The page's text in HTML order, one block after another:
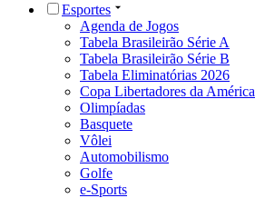
Esportes
Agenda de Jogos
Tabela Brasileirão Série A
Tabela Brasileirão Série B
Tabela Eliminatórias 2026
Copa Libertadores da América
Olimpíadas
Basquete
Vôlei
Automobilismo
Golfe
e-Sports